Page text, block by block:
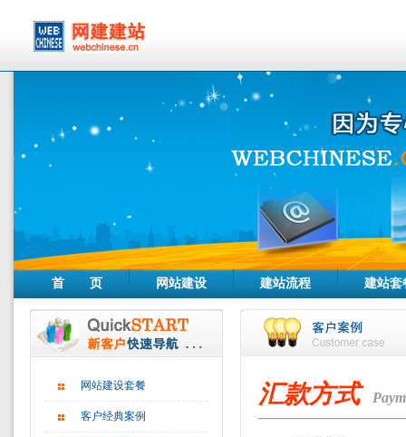
首 页 网站建设 建站流程 建站套
网站建设套餐
客户经典案例
汇款方式